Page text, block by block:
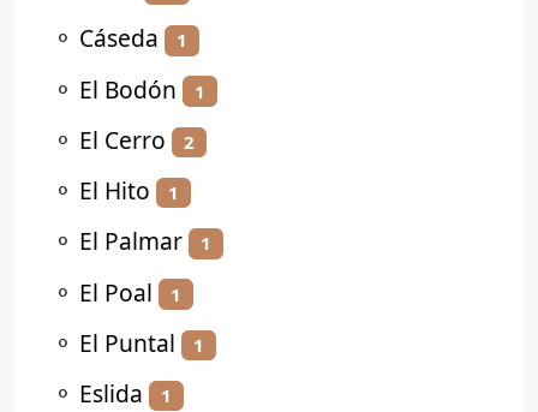
⚬ Cáseda 1
⚬ El Bodón 1
⚬ El Cerro 2
⚬ El Hito 1
⚬ El Palmar 1
⚬ El Poal 1
⚬ El Puntal 1
⚬ Eslida 1